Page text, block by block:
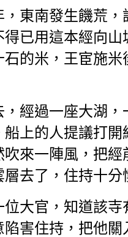
東南發生饑荒，
已用這本經向山
石的米，王宦施米
，經過一座大湖，
上的人提議打開
吹來一陣風，把經
去了，住持十分
位大官，知道該寺
害住持，把他關